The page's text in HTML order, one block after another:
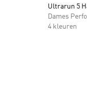
Ultrarun 5
Dames
4 kleuren